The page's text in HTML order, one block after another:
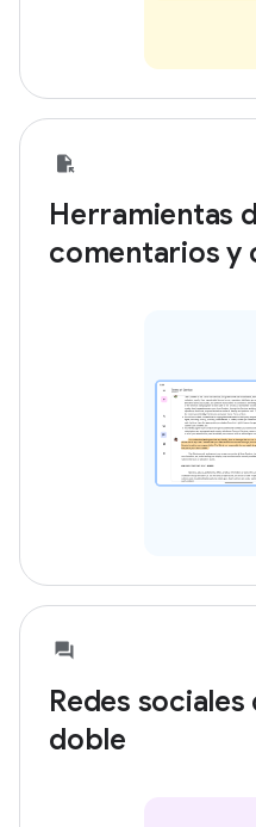
Herramientas
comentarios y
Redes
doble